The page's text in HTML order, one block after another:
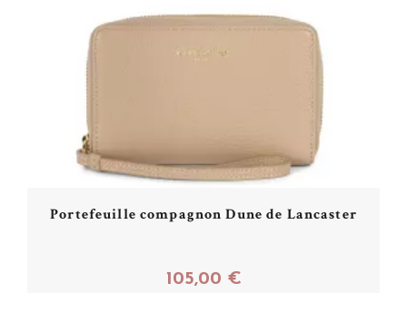
Portefeuille compagnon Dune de Lancaster
105,00 €